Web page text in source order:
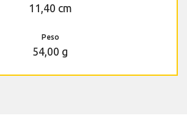
11,40 cm
Peso
54,00 g